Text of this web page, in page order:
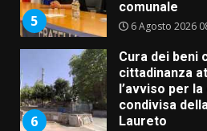
5
comunale
6 Agosto 2026
6
Cura dei beni
cittadinanza
l’avviso per
condivisa
Laureto